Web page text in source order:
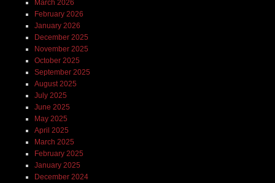
March 2026
February 2026
January 2026
December 2025
November 2025
October 2025
September 2025
August 2025
July 2025
June 2025
May 2025
April 2025
March 2025
February 2025
January 2025
December 2024